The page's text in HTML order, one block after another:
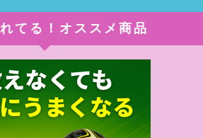
てる！オススメ商品